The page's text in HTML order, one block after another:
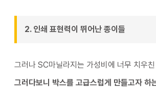
2. 인쇄 표현력이 뛰어난 종이들
그러나 SC마닐라지는 가성비에 너무 치우
그러다보니 박스를 고급스럽게 만들고자 하